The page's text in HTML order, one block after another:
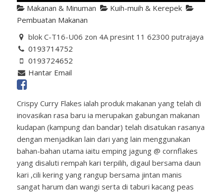
Makanan & Minuman
Kuih-muih & Kerepek
Pembuatan Makanan
blok C-T16-U06 zon 4A presint 11 62300 putrajaya
0193714752
0193724652
Hantar Email
Crispy Curry Flakes ialah produk makanan yang telah di
inovasikan rasa baru ia merupakan gabungan makanan
kudapan (kampung dan bandar) telah disatukan rasanya
dengan menjadikan lain dari yang lain menggunakan
bahan-bahan utama iaitu emping jagung @ cornflakes
yang disaluti rempah kari terpilih, digaul bersama daun
kari ,cili kering yang rangup bersama jintan manis
sangat harum dan wangi serta di taburi kacang peas